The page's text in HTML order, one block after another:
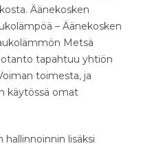
Äänekosken
– Äänekosken
Metsä
tapahtuu yhtiön
toimesta, ja
käytössä omat
lisäksi